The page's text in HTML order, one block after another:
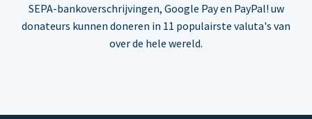
SEPA-bankoverschrijvingen, Google Pay en PayPal! uw
donateurs kunnen doneren in 11 populairste valuta's van
over de hele wereld.